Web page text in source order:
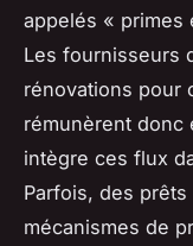
appelés « primes
Les fournisseurs
rénovations pour
rémunèrent donc
intègre ces flux
Parfois, des
mécanismes de